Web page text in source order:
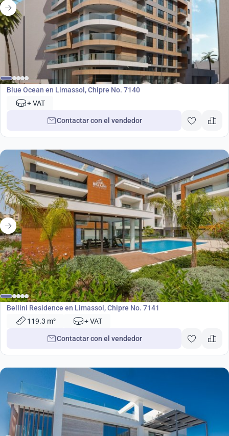
Desarrollo
Blue Ocean en Limassol, Chipre No. 7140
+ VAT
Contactar con el vendedor
desde€1 080 000
Desarrollo
Bellini Residence en Limassol, Chipre No. 7141
119.3 m²
+ VAT
Contactar con el vendedor